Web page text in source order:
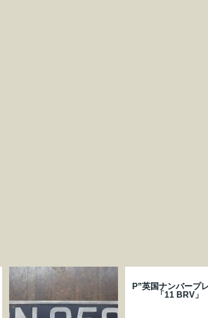
P”英国ナンバープ
「11 BRV」